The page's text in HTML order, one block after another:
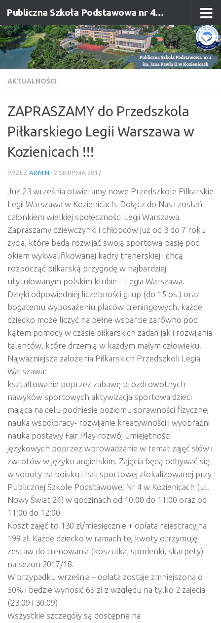
Przejdź do treści Publiczna Szkoła Podstawowa nr 4 im. Jana Pawła II w Kozienicach
AKTUALNOŚCI
ZAPRASZAMY do Przedszkola
Piłkarskiego Legii Warszawa w
Kozienicach !!!
PRZEZ ADMIN · 2 SIERPNIA 2017
Już 23 września otwieramy nowe Przedszkole Piłkarskie
Legii Warszawa w Kozienicach. Dołącz do Nas i zostań
członkiem wielkiej społeczności Legii Warszawa.
Zapraszamy dziewczynki i chłopców już od 3 do 7 roku
życia, które będą rozwijać swoją sportową pasję pod
okiem wykwalifikowanej kadry trenerskiej i chcą
rozpocząć piłkarską przygodę w najbardziej
utytułowanym polskim klubie – Legia Warszawa.
Dzięki odpowiedniej liczebności grup (do 15 os.) oraz
bogatemu wyposażeniu placów treningowych, każde
dziecko może liczyć na pełne wsparcie zarówno pod
kątem pomocy w czasie piłkarskich zadań jak i rozwijania
talentów, które drzemią w każdym małym człowieku.
Najważniejsze założenia Piłkarskich Przedszkoli Legia
Warszawa:
kształtowanie poprzez zabawę prozdrowotnych
nawyków sportowych aktywizacja sportowa dzieci
mająca na celu podniesie poziomu sprawności fizycznej
nauka współpracy- rozwijanie kreatywności i wyobraźni
nauka postawy Fair Play rozwój umiejętności
językowych poprzez wprowadzanie w temat zajęć słów i
zwrotów w języku angielskim. Zajęcia będą odbywać się
w soboty na boisku i hali sportowej zlokalizowanej przy
Publicznej Szkole Podstawowej Nr 4 w Kozienicach (ul.
Nowy Świat 24) w godzinach od 10:00 do 11:00 oraz od
11:00 do 12:00
Koszt zajęć to 130 zł/miesięcznie + opłata rejestracyjna
199 zł. Każde dziecko w ramach tej kwoty otrzymuję
zestaw do trenowania (koszulka, spodenki, skarpety)
na sezon 2017/18.
W przypadku września – opłata zostaje zmniejszona o
50% i będzie wynosić 65 zł z względu na tylko 2 zajęcia
(23.09 i 30.09)
Wszystkie szczegóły są dostępne na